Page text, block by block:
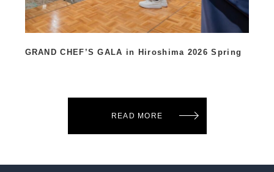
GRAND CHEF’S GALA in Hiroshima 2026 Spring
READ MORE